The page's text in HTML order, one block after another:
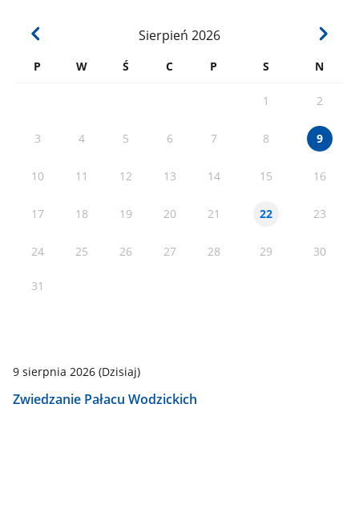
Sierpień 2026
P W Ś C P S N
1 2
3 4 5 6 7 8 9
10 11 12 13 14 15 16
17 18 19 20 21 22 23
24 25 26 27 28 29 30
31
9 sierpnia 2026(Dzisiaj)
Zwiedzanie Pałacu Wodzickich